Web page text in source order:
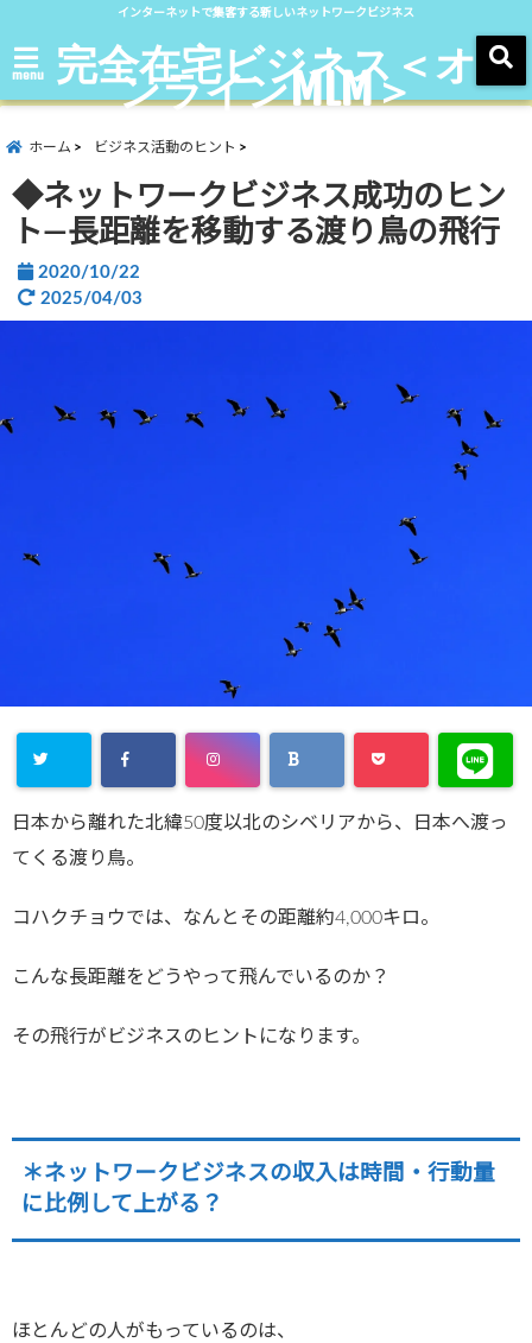
インターネットで集客する新しいネットワークビジネス
menu 完全在宅ビジネス＜オ
ンラインMLM＞
ホーム ビジネス活動のヒント
◆ネットワークビジネス成功のヒン
ト―長距離を移動する渡り鳥の飛行
2020/10/22
2025/04/03
日本から離れた北緯50度以北のシベリアから、日本へ渡っ
てくる渡り鳥。
コハクチョウでは、なんとその距離約4,000キロ。
こんな長距離をどうやって飛んでいるのか？
その飛行がビジネスのヒントになります。
＊ネットワークビジネスの収入は時間・行動量
に比例して上がる？
ほとんどの人がもっているのは、